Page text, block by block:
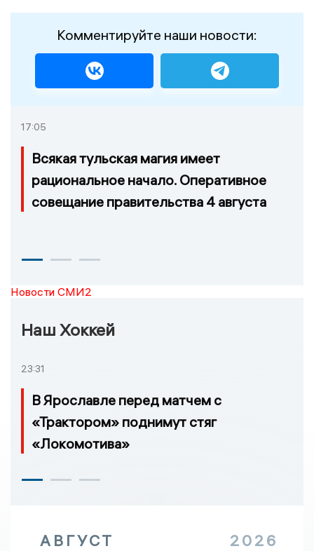
Комментируйте наши новости:
17:05
Всякая тульская магия имеет
рациональное начало. Оперативное
совещание правительства 4 августа
Новости СМИ2
Наш Хоккей
23:31
В Ярославле перед матчем с
«Трактором» поднимут стяг
«Локомотива»
АВГУСТ 2026